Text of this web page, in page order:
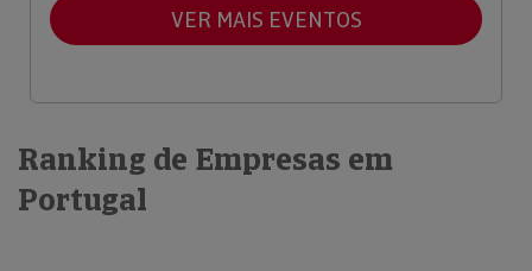
VER MAIS EVENTOS
Ranking de Empresas em
Portugal